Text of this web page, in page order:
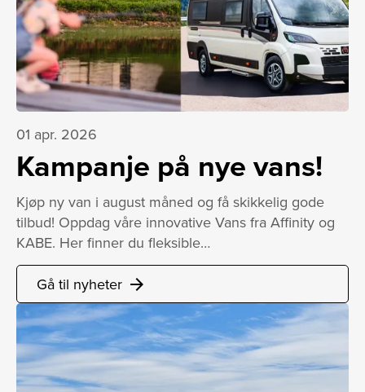
01 apr. 2026
Kampanje på nye vans!
Kjøp ny van i august måned og få skikkelig gode
tilbud! Oppdag våre innovative Vans fra Affinity og
KABE. Her finner du fleksible…
Gå til nyheter arrow_forward